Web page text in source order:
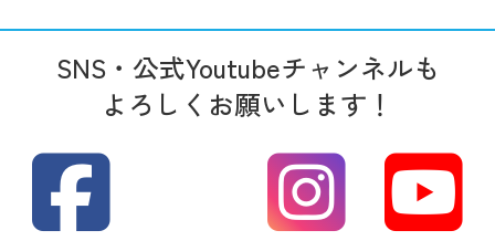
SNS・公式Youtubeチャンネルも
よろしくお願いします！